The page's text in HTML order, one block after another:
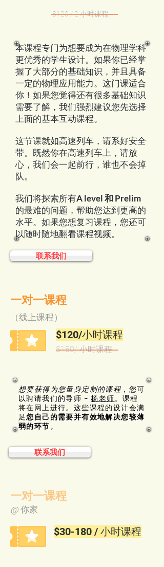
$120 / 2 小时课程
本课程专门为想要成为在物理学科
更优秀的学生设计。如果你已经掌
握了大部分的基础知识，并且具备
一定的物理应用能力。这门课适合
你！如果您觉得还有很多基础知识
需要了解，我们强烈建议您先选择
上面的基本互动课程。
这节课就如高速列车，请系好安全
带。既然你在高速列车上，请放
心，我们会一起前行，谁也不会掉
队。
我们将探索所有A level 和 Prelim
的最难的问题，帮助您达到更高的
水平。如果您想复习课程，您还可
以随时随地翻看课程视频。
联系我们
一对一课程
（线上课程）
$120/小时课程
$180/ 小时课程
想要获得为您量身定制的课程 ，您可
以聘请我们的导师 –杨老师 。课程
将在网上进行。这些课程的设计会满
足您自己的需要并有效地解决您较薄
弱的环节 。
联系我们
一对一课程
@ 你家
$30-180 / 小时课程